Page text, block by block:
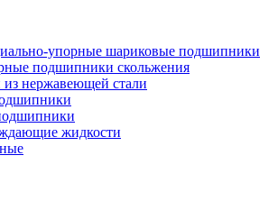
упорные шариковые подшипники
подшипники скольжения
нержавеющей стали
жидкости